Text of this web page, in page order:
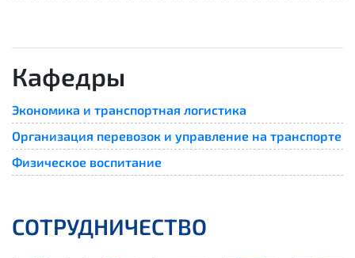
Кафедры
Экономика и транспортная логистика
Организация перевозок и управление на транспорте
Физическое воспитание
СОТРУДНИЧЕСТВО